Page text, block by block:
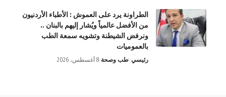
الطراونة يرد على العموش : الأطباء الأردنيون
من الأفضل عالمياً ويُشار إليهم بالبنان ..
ونرفض الشيطنة وتشويه سمعة الطب
بالعموميات
طب وصحة 8 أغسطس، 2026